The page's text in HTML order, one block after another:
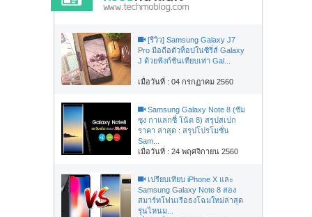
[รีวิว] Samsung Galaxy J7
Pro มือถือตัวท็อปในซีรี่ส์ Galaxy
J ด้วยฟังก์ชันเทียบเท่า Gal...
เมื่อวันที่ : 04 กรกฏาคม 2560
Samsung Galaxy Note 8 (ซัม
ซุง กาแลกซี่ โน้ต 8) สรุปสเปก
ราคา ล่าสุด : สรุปโปรโมชั่น
Sam...
เมื่อวันที่ : 24 พฤศจิกายน 2560
เปรียบเทียบ iPhone X และ
Samsung Galaxy Note 8 สอง
สมาร์ทโฟนเรือธงโฉมใหม่ล่าสุด
รุ่นไหนม...